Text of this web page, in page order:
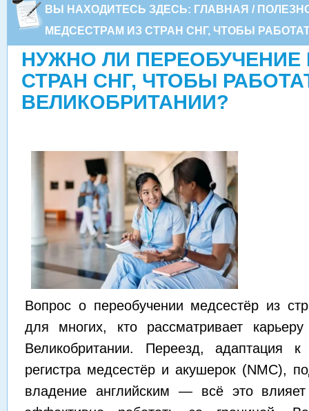
ВЫ НАХОДИТЕСЬ ЗДЕСЬ: ГЛАВНАЯ /
МЕДСЕСТРАМ ИЗ СТРАН СНГ, ЧТОБЫ
НУЖНО ЛИ ПЕРЕОБУЧЕНИЕ
СТРАН СНГ, ЧТОБЫ
ВЕЛИКОБРИТАНИИ?
Вопрос о переобучении медсестёр из
для многих, кто рассматривает
Великобритании. Переезд, адаптация к
регистра медсестёр и акушерок (NMC),
владение английским — всё это